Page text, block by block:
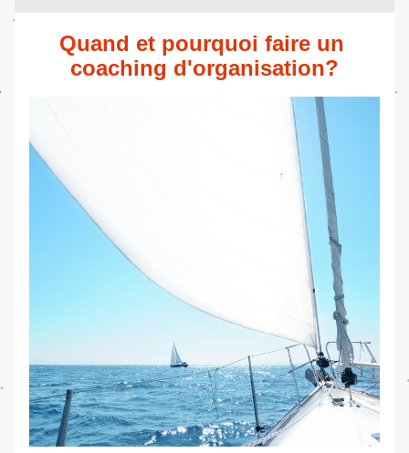
Quand et pourquoi faire un
coaching d'organisation?